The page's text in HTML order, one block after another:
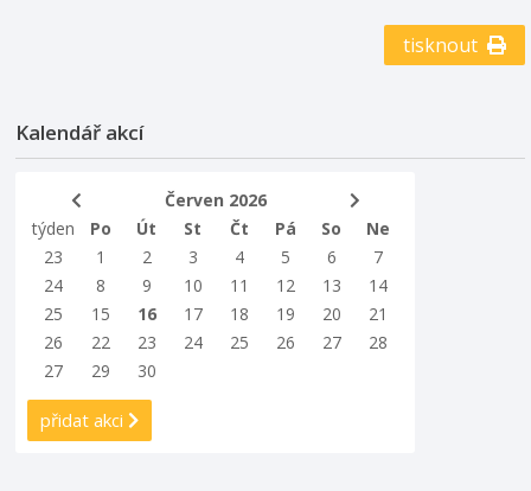
tisknout
Kalendář akcí
Červen 2026
týden
Po Út St Čt Pá So
Ne
23
1 2 3 4 5 6
7
24
8 9 10 11 12 13
14
25
15 16 17 18 19 20
21
26
22 23 24 25 26 27
28
27
29 30
přidat akci